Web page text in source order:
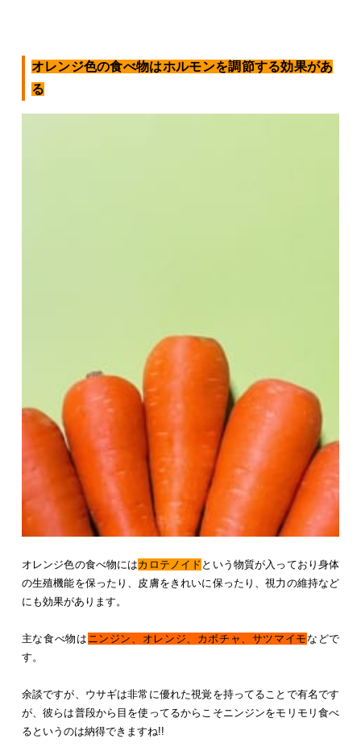
オレンジ色の食べ物はホルモンを調節する効果があ
る
オレンジ色の食べ物にはカロテノイド という物質が入っており身体
の生殖機能を保ったり、皮膚をきれいに保ったり、視力の維持など
にも効果があります。
主な食べ物は ニンジン、オレンジ、カボチャ、サツマイモなどで
す。
余談ですが、ウサギは非常に優れた視覚を持ってることで有名です
が、彼らは普段から目を使ってるからこそニンジンをモリモリ食べ
るというのは納得できますね!!